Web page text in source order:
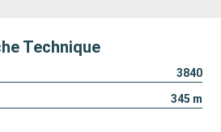
Technique
3840
345 m